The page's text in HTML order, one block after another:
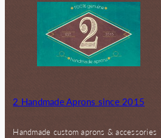
2 Handmade Aprons since 2015
Handmade custom aprons & accessories